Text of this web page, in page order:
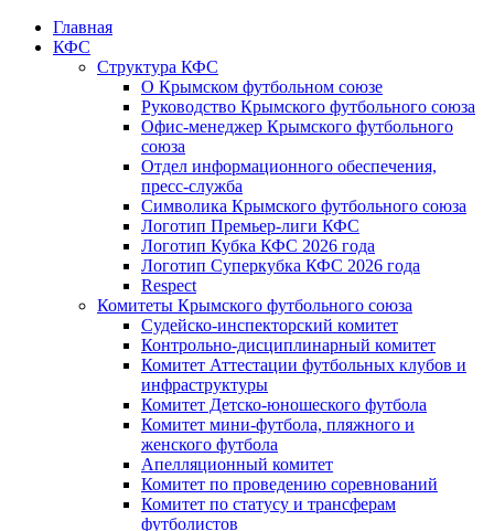
Главная
КФС
Структура КФС
О Крымском футбольном союзе
Руководство Крымского футбольного союза
Офис-менеджер Крымского футбольного
союза
Отдел информационного обеспечения,
пресс-служба
Символика Крымского футбольного союза
Логотип Премьер-лиги КФС
Логотип Кубка КФС 2026 года
Логотип Суперкубка КФС 2026 года
Respect
Комитеты Крымского футбольного союза
Судейско-инспекторский комитет
Контрольно-дисциплинарный комитет
Комитет Аттестации футбольных клубов и
инфраструктуры
Комитет Детско-юношеского футбола
Комитет мини-футбола, пляжного и
женского футбола
Апелляционный комитет
Комитет по проведению соревнований
Комитет по статусу и трансферам
футболистов